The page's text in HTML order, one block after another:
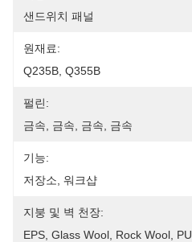
샌드위치 패널
원재료:
Q235B, Q355B
펄린:
금속, 금속, 금속, 금속
기능:
저장소, 워크샵
지붕 및 벽 천장:
EPS, Glass Wool, Rock Wool, PU